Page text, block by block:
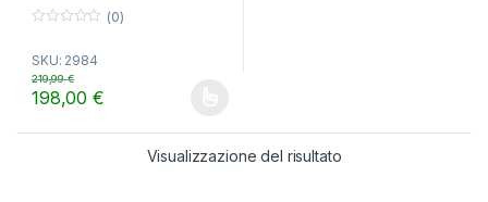
u
t
(0)
SKU: 2984
198,00€
219,99€
Questo prodotto ha più varianti. Le opzioni possono essere
Visualizzazione del risultato